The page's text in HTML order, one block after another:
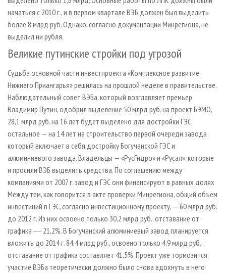
начаться с 2010 г., и в первом квартале ВЭБ должен был выделить
более 8 млрд руб. Однако, согласно документации Минрегиона, не
выделил ни рубля.
Великие путинские стройки под угрозой
Судьба основной части инвестпроекта «Комплексное развитие
Нижнего Приангарья» решилась на прошлой неделе в правительстве.
Наблюдательный совет ВЭБа, который возглавляет премьер
Владимир Путин, одобрил выделение 50 млрд руб. на проект БЭМО,
28,1 млрд руб. на 16 лет будет выделено для достройки ГЭС,
остальное — на 14 лет на строительство первой очереди завода
который включает в себя достройку Богучанской ГЭС и
алюминиевого завода. Владельцы — «РусГидро» и «Русал», которые
и просили ВЭБ выделить средства. По соглашению между
компаниями от 2007 г. завод и ГЭС они финансируют в равных долях
Между тем, как говорится в акте проверки Минрегиона, общий объем
инвестиций в ГЭС, согласно инвестиционному проекту, — 60 млрд руб.
до 2012 г. Из них освоено только 30,2 млрд руб., отставание от
графика ― 21,2%. В Богучанский алюминиевый завод планируется
вложить до 2014 г. 84,4 млрд руб., освоено только 4,9 млрд руб.,
отставание от графика составляет 41,5%. Проект уже тормозится,
участие ВЭБа теоретически должно было снова вдохнуть в него